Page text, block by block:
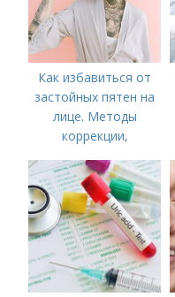
Как избавиться от
застойных пятен на
лице. Методы
коррекции,
акне и удаления
рубцов и шрамов
постакне